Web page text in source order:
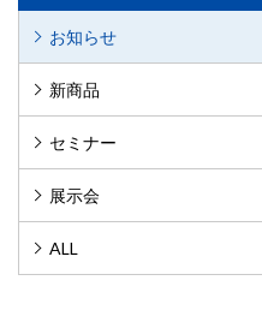
お知らせ
新商品
セミナー
展示会
ALL